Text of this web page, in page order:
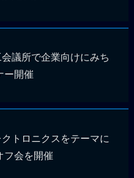
議所で企業向けにみち
ー開催
トロニクスをテーマに
フ会を開催